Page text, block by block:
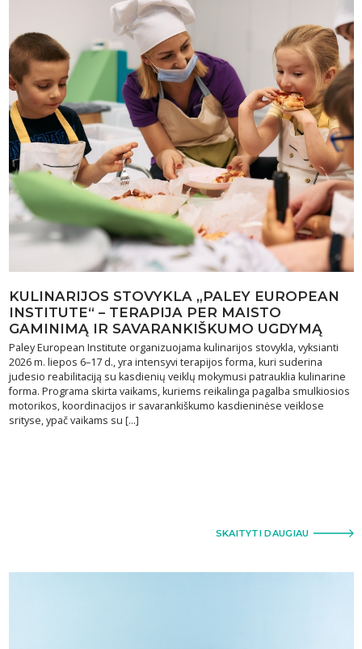
KULINARIJOS STOVYKLA „PALEY EUROPEAN
INSTITUTE“ – TERAPIJA PER MAISTO
GAMINIMĄ IR SAVARANKIŠKUMO UGDYMĄ
Paley European Institute organizuojama kulinarijos stovykla, vyksianti
2026 m. liepos 6–17 d., yra intensyvi terapijos forma, kuri suderina
judesio reabilitaciją su kasdienių veiklų mokymusi patrauklia kulinarine
forma. Programa skirta vaikams, kuriems reikalinga pagalba smulkiosios
motorikos, koordinacijos ir savarankiškumo kasdieninėse veiklose
srityse, ypač vaikams su […]
SKAITYTI DAUGIAU